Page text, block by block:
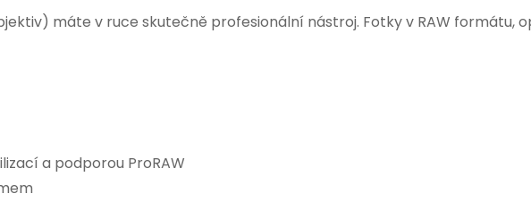
máte v ruce skutečně profesionální nástroj. Fotky v RAW formátu,
a podporou ProRAW